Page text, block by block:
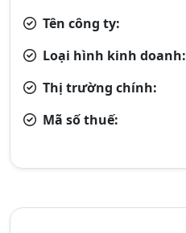
Tên công ty:
Loại hình kinh doanh:
Thị trường chính:
Mã số thuế: